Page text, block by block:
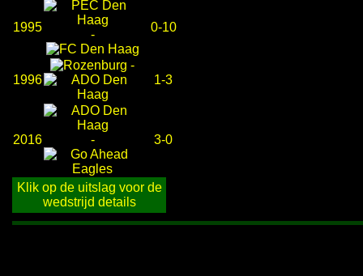
1995
-
0-10
1996
-
1-3
2016 - 3-0
Klik op de uitslag voor de
wedstrijd details